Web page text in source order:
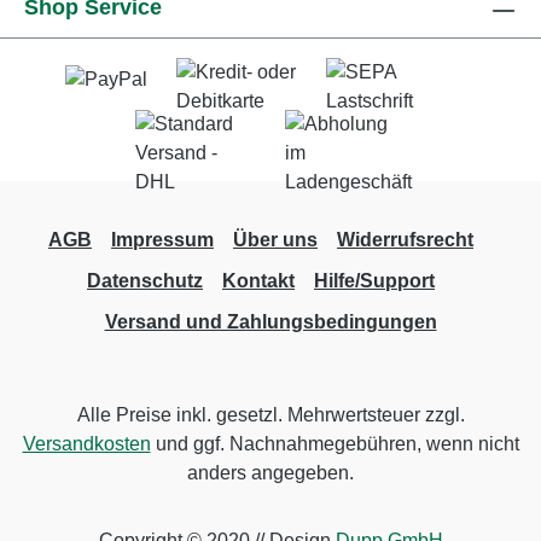
Shop Service
AGB Impressum Über uns
Widerrufsrecht
Datenschutz
Kontakt
Hilfe/Support
Versand und Zahlungsbedingungen
Alle Preise inkl. gesetzl. Mehrwertsteuer zzgl.
Versandkosten und ggf. Nachnahmegebühren, wenn nicht
anders angegeben.